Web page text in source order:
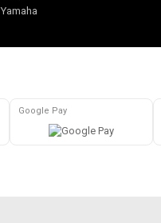
Yamaha
Google Pay